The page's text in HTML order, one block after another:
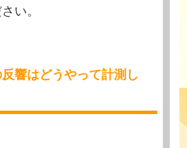
い。
響はどうやって計測し